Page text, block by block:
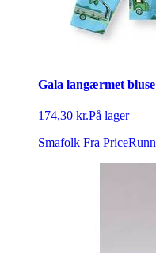
Gala langærmet
174,30 kr.På lager
Smafolk Fra